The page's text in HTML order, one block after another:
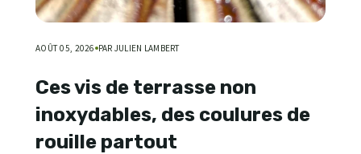
AOÛT 05, 2026 PAR JULIEN LAMBERT
Ces vis de terrasse non
inoxydables, des coulures de
rouille partout